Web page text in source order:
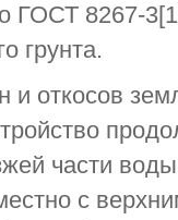
ГОСТ 8267-
грунта.
и откосов
части
с